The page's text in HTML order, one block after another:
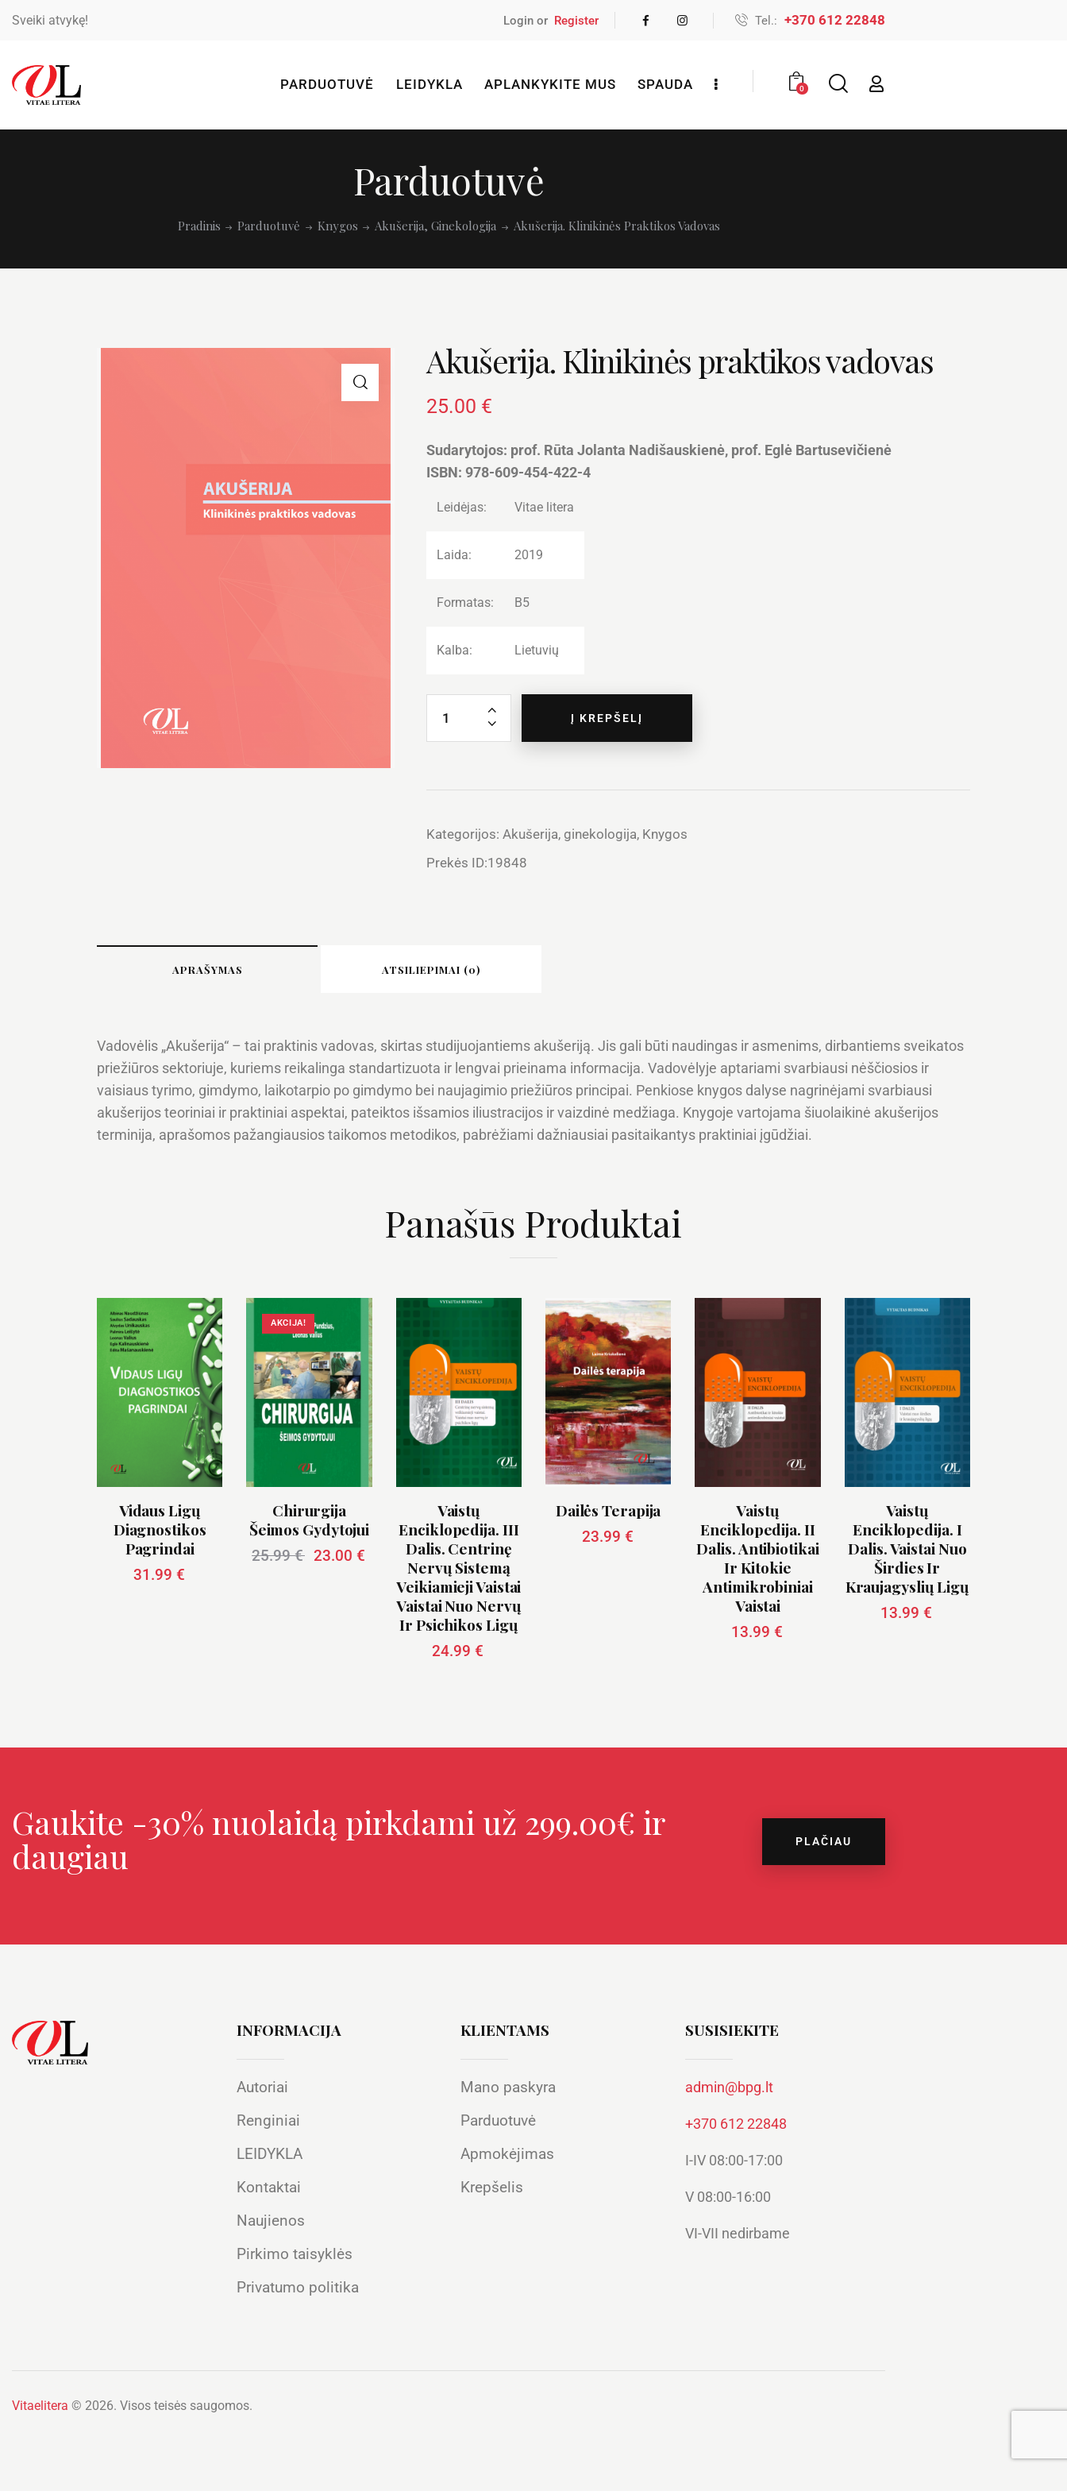
Sveiki atvykę! Login or Register Tel.: +370 612 22848
PARDUOTUVĖ LEIDYKLA APLANKYKITE MUS SPAUDA 0
Parduotuvė
Pradinis Parduotuvė Knygos Akušerija, Ginekologija Akušerija. Klinikinės Praktikos Vadovas
Akušerija. Klinikinės praktikos vadovas
25.00 €
Sudarytojos: prof. Rūta Jolanta Nadišauskienė, prof. Eglė Bartusevičienė
ISBN: 978-609-454-422-4
Leidėjas: Vitae litera
Laida: 2019
Formatas: B5
Kalba: Lietuvių
Į KREPŠELĮ
Kategorijos:Akušerija, ginekologija, Knygos
Prekės ID:19848
APRAŠYMAS ATSILIEPIMAI (0)
Vadovėlis „Akušerija“ – tai praktinis vadovas, skirtas studijuojantiems akušeriją. Jis gali būti naudingas ir asmenims, dirbantiems sveikatos
priežiūros sektoriuje, kuriems reikalinga standartizuota ir lengvai prieinama informacija. Vadovėlyje aptariami svarbiausi nėščiosios ir
vaisiaus tyrimo, gimdymo, laikotarpio po gimdymo bei naujagimio priežiūros principai. Penkiose knygos dalyse nagrinėjami svarbiausi
akušerijos teoriniai ir praktiniai aspektai, pateiktos išsamios iliustracijos ir vaizdinė medžiaga. Knygoje vartojama šiuolaikinė akušerijos
terminija, aprašomos pažangiausios taikomos metodikos, pabrėžiami dažniausiai pasitaikantys praktiniai įgūdžiai.
Panašūs Produktai
Vidaus Ligų
Diagnostikos
Pagrindai
31.99 €
AKCIJA!
Chirurgija
Šeimos Gydytojui
25.99€ 23.00 €
Vaistų
Enciklopedija. III
Dalis. Centrinę
Nervų Sistemą
Veikiamieji Vaistai
Vaistai Nuo Nervų
Ir Psichikos Ligų
24.99€
Dailės Terapija
23.99 €
Vaistų
Enciklopedija. II
Dalis. Antibiotikai
Ir Kitokie
Antimikrobiniai
Vaistai
13.99 €
Vaistų
Enciklopedija. I
Dalis. Vaistai Nuo
Širdies Ir
Kraujagyslių Ligų
13.99€
Gaukite -30% nuolaidą pirkdami už 299.00€ ir
daugiau
PLAČIAU
INFORMACIJA
Autoriai
Renginiai
LEIDYKLA
Kontaktai
Naujienos
Pirkimo taisyklės
Privatumo politika
KLIENTAMS
Mano paskyra
Parduotuvė
Apmokėjimas
Krepšelis
SUSISIEKITE
admin@bpg.lt
+370 612 22848
I-IV 08:00-17:00
V 08:00-16:00
VI-VII nedirbame
Vitaelitera © 2026. Visos teisės saugomos.